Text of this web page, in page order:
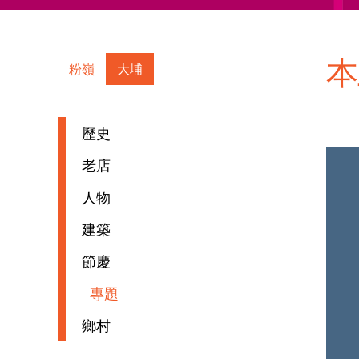
粉嶺 大埔
歷史
老店
人物
建築
節慶
專題
鄉村